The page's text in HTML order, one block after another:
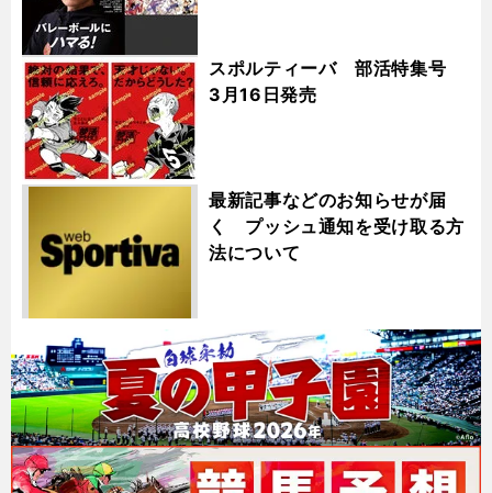
スポルティーバ 部活特集号
3月16日発売
最新記事などのお知らせが届
く プッシュ通知を受け取る方
法について